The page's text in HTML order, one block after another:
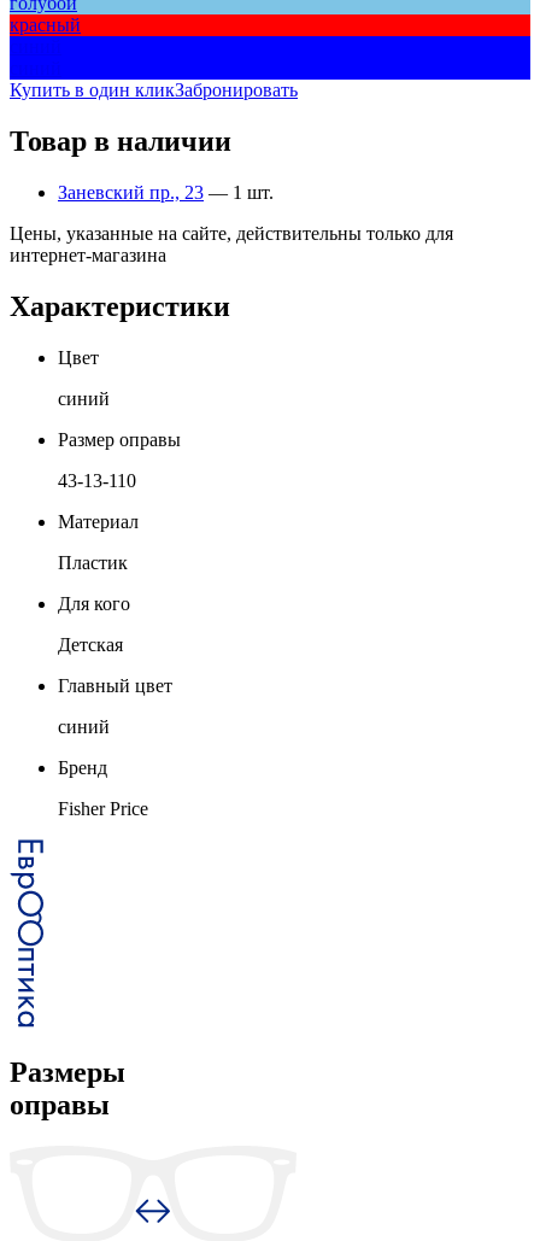
красный
Купить в один кликЗабронировать
Товар в наличии
Заневский пр., 23 — 1 шт.
Цены, указанные на сайте, действительны только для
интернет-магазина
Характеристики
Цвет
синий
Размер оправы
43-13-110
Материал
Пластик
Для кого
Детская
Главный цвет
синий
Бренд
Fisher Price
Размеры
оправы